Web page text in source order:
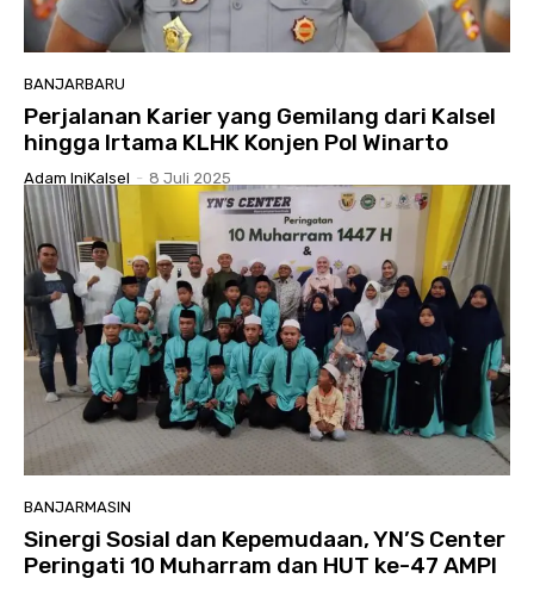
BANJARBARU
Perjalanan Karier yang Gemilang dari Kalsel
hingga Irtama KLHK Konjen Pol Winarto
Adam IniKalsel - 8 Juli 2025
BANJARMASIN
Sinergi Sosial dan Kepemudaan, YN’S Center
Peringati 10 Muharram dan HUT ke-47 AMPI